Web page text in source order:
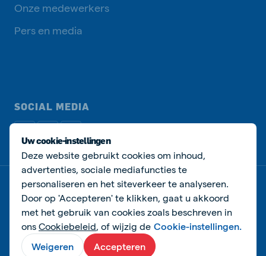
Onze medewerkers
Pers en media
SOCIAL MEDIA
Privacy beleidCookie beleidManage cookies
© Agra-Matic
Uw cookie-instellingen
Deze website gebruikt cookies om inhoud,
advertenties, sociale mediafuncties te
personaliseren en het siteverkeer te analyseren.
Door op 'Accepteren' te klikken, gaat u akkoord
met het gebruik van cookies zoals beschreven in
ons Cookiebeleid, of wijzig de Cookie-instellingen.
Weigeren
Accepteren